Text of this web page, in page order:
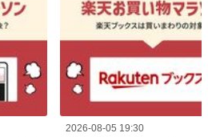
2026-08-05 19:30